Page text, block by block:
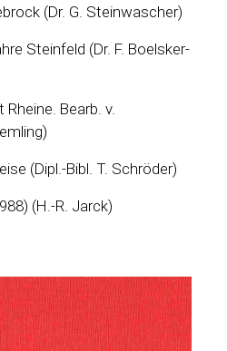
(Dr. G. Steinwascher)
Steinfeld (Dr. F. Boelsker-
Bearb. v.
(Dipl.-Bibl. T. Schröder)
(H.-R. Jarck)